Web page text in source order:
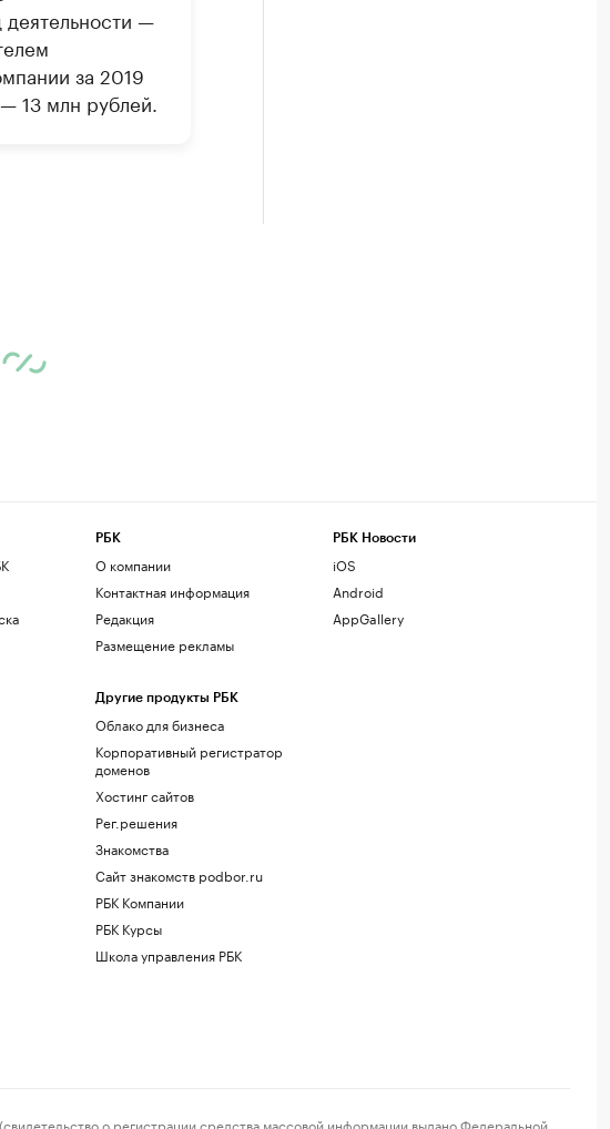
деятельности —
за 2019
13 млн рублей.
РБК
О компании
Контактная информация
Редакция
Размещение рекламы
Другие продукты РБК
Облако для бизнеса
Корпоративный регистратор
доменов
Хостинг сайтов
Рег.решения
Знакомства
Сайт знакомств podbor.ru
РБК Компании
РБК Курсы
Школа управления РБК
РБК Новости
iOS
Android
AppGallery
о регистрации средства массовой информации выдано Федеральной